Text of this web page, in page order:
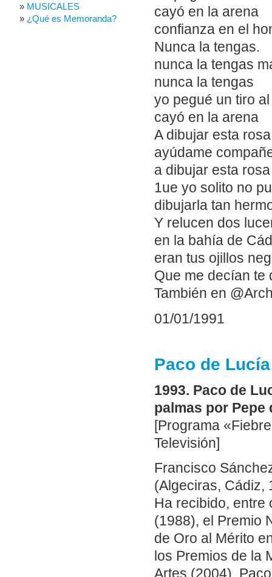
cayó en la arena
confianza en el
Nunca la tengas.
nunca la tengas
nunca la tengas
yo pegué un tiro
cayó en la arena
A dibujar esta rosa
ayúdame
a dibujar esta rosa
1ue yo solito no
dibujarla tan
Y relucen dos
en la bahía de
eran tus ojillos
Que me decían te
También en
01/01/1991
Paco de
1993. Paco de
palmas por Pepe
[Programa
Televisión]
Francisco
(Algeciras, Cádiz,
Ha recibido,
(1988), el Premio
de Oro al Mérito
los Premios de la
Artes (2004).
MUSICALES
¿Qué es Memoranda?